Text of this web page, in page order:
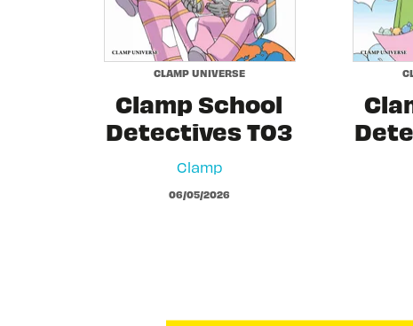
CLAMP UNIVERSE
Clamp School
Detectives T03
Clamp
06/05/2026